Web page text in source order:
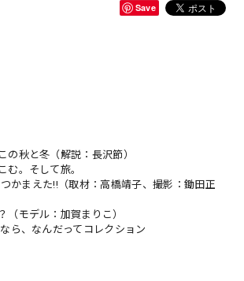
Save
の秋と冬（解説：長沢節）
む。そして旅。
かまえた!!（取材：高橋靖子、撮影：鋤田正
（モデル：加賀まりこ）
ら、なんだってコレクション